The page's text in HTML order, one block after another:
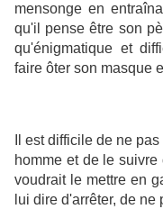
mensonge en
qu'il pense être son
qu'énigmatique et
faire ôter son masque
Il est difficile de ne
homme et de le
voudrait le mettre en
lui dire d'arrêter, de